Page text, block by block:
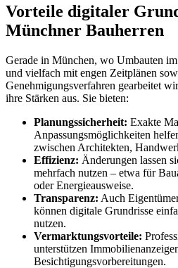
Vorteile digitaler
Münchner Bauherren
Gerade in München, wo Umbauten
und vielfach mit engen Zeitplänen
Genehmigungsverfahren gearbeitet
ihre Stärken aus. Sie bieten:
Planungssicherheit: Exakte
Anpassungsmöglichkeiten
zwischen Architekten,
Effizienz: Änderungen lassen
mehrfach nutzen – etwa für
oder Energieausweise.
Transparenz: Auch
können digitale Grundrisse
nutzen.
Vermarktungsvorteile:
unterstützen
Besichtigungsvorbereitungen.